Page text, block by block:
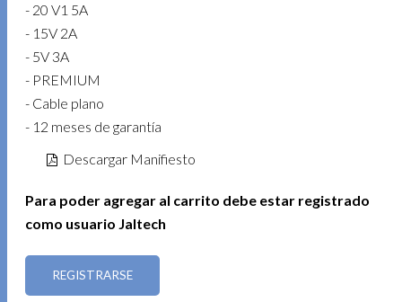
- 20 V1 5A
- 15V 2A
- 5V 3A
- PREMIUM
- Cable plano
- 12 meses de garantía
Descargar Manifiesto
Para poder agregar al carrito debe estar registrado
como usuario Jaltech
REGISTRARSE